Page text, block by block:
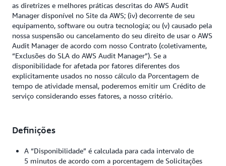
as diretrizes e melhores práticas descritas do AWS Audit
Manager disponível no Site da AWS; (iv) decorrente de seu
equipamento, software ou outra tecnologia; ou (v) causado pela
nossa suspensão ou cancelamento do seu direito de usar o AWS
Audit Manager de acordo com nosso Contrato (coletivamente,
“Exclusões do SLA do AWS Audit Manager”). Se a
disponibilidade for afetada por fatores diferentes dos
explicitamente usados no nosso cálculo da Porcentagem de
tempo de atividade mensal, poderemos emitir um Crédito de
serviço considerando esses fatores, a nosso critério.
Definições
A “Disponibilidade” é calculada para cada intervalo de
5 minutos de acordo com a porcentagem de Solicitações